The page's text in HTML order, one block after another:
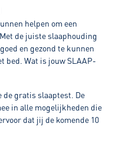
helpen om een
de juiste slaaphouding
en gezond te kunnen
bed. Wat is jouw SLAAP-
de gratis slaaptest. De
in alle mogelijkheden die
dat jij de komende 10